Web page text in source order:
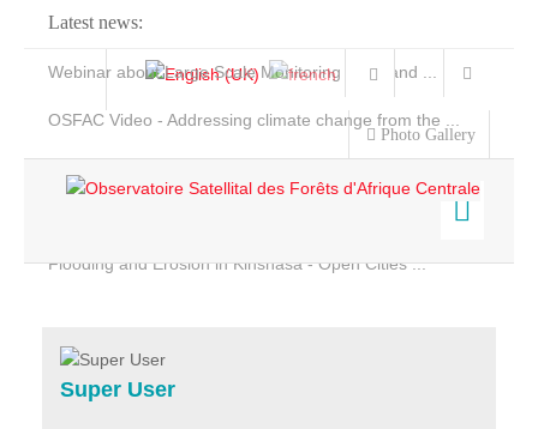
Latest news:
Webinar about Large Scale Monitoring and Land ...
OSFAC Video - Addressing climate change from the ...
Flooding and Erosion in Kinshasa - Open Cities ...
Photo Gallery
Home
Services
Projects
Super User